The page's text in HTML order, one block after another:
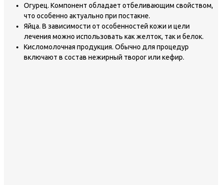
Огурец. Компонент обладает отбеливающим свойством,
что особенно актуально при постакне.
Яйца. В зависимости от особенностей кожи и цели
лечения можно использовать как желток, так и белок.
Кисломолочная продукция. Обычно для процедур
включают в состав нежирный творог или кефир.